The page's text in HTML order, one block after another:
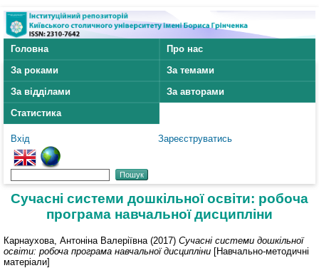
Головна
Про нас
За роками
За темами
За відділами
За авторами
Статистика
Вхід Зареєструватись
Сучасні системи дошкільної освіти: робоча
програма навчальної дисципліни
Карнаухова, Антоніна Валеріївна (2017) Сучасні системи дошкільної
освіти: робоча програма навчальної дисципліни [Навчально-методичні
матеріали]